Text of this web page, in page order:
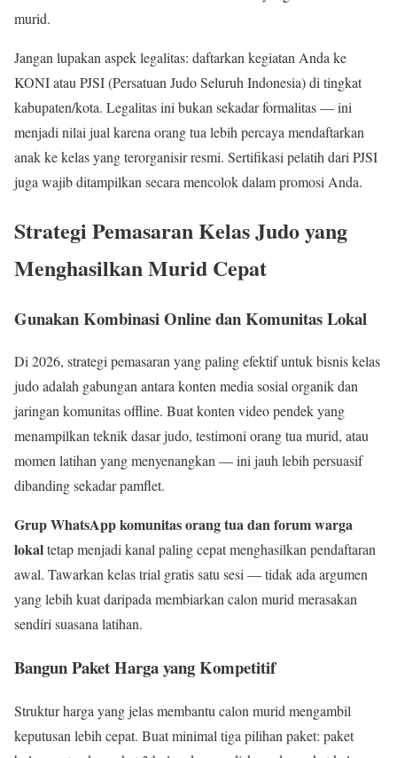
murid.
Jangan lupakan aspek legalitas: daftarkan kegiatan Anda ke
KONI atau PJSI (Persatuan Judo Seluruh Indonesia) di tingkat
kabupaten/kota. Legalitas ini bukan sekadar formalitas — ini
menjadi nilai jual karena orang tua lebih percaya mendaftarkan
anak ke kelas yang terorganisir resmi. Sertifikasi pelatih dari PJSI
juga wajib ditampilkan secara mencolok dalam promosi Anda.
Strategi Pemasaran Kelas Judo yang
Menghasilkan Murid Cepat
Gunakan Kombinasi Online dan Komunitas Lokal
Di 2026, strategi pemasaran yang paling efektif untuk bisnis kelas
judo adalah gabungan antara konten media sosial organik dan
jaringan komunitas offline. Buat konten video pendek yang
menampilkan teknik dasar judo, testimoni orang tua murid, atau
momen latihan yang menyenangkan — ini jauh lebih persuasif
dibanding sekadar pamflet.
Grup WhatsApp komunitas orang tua dan forum warga
lokaltetap menjadi kanal paling cepat menghasilkan pendaftaran
awal. Tawarkan kelas trial gratis satu sesi — tidak ada argumen
yang lebih kuat daripada membiarkan calon murid merasakan
sendiri suasana latihan.
Bangun Paket Harga yang Kompetitif
Struktur harga yang jelas membantu calon murid mengambil
keputusan lebih cepat. Buat minimal tiga pilihan paket: paket